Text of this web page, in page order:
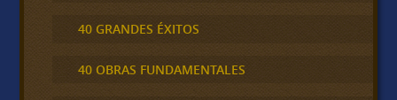
40 GRANDES ÉXITOS
40 OBRAS FUNDAMENTALES